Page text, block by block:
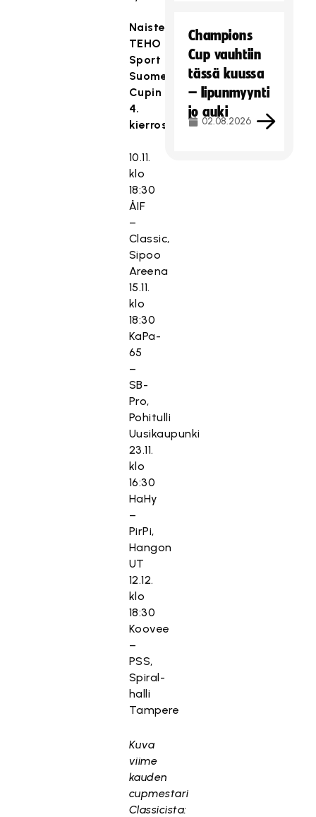
Naisten
TEHO
Sport
Suomen
Cupin
4.
kierros:
10.11.
klo
18:30
ÅIF
–
Classic,
Sipoo
Areena
15.11.
klo
18:30
KaPa-
65
–
SB-
Pro,
Pohitulli
Uusikaupunki
23.11.
klo
16:30
HaHy
–
PirPi,
Hangon
UT
12.12.
klo
18:30
Koovee
–
PSS,
Spiral-
halli
Tampere
Kuva
viime
kauden
cupmestari
Classicista:
Champions
Cup vauhtiin
tässä kuussa
– lipunmyynti
jo auki
02.08.2026